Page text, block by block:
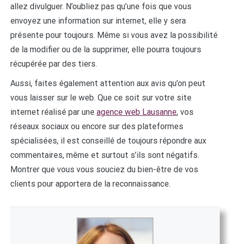
allez divulguer. N’oubliez pas qu’une fois que vous
envoyez une information sur internet, elle y sera
présente pour toujours. Même si vous avez la possibilité
de la modifier ou de la supprimer, elle pourra toujours
récupérée par des tiers.
Aussi, faites également attention aux avis qu’on peut
vous laisser sur le web. Que ce soit sur votre site
internet réalisé par une agence web Lausanne, vos
réseaux sociaux ou encore sur des plateformes
spécialisées, il est conseillé de toujours répondre aux
commentaires, même et surtout s’ils sont négatifs.
Montrer que vous vous souciez du bien-être de vos
clients pour apportera de la reconnaissance.